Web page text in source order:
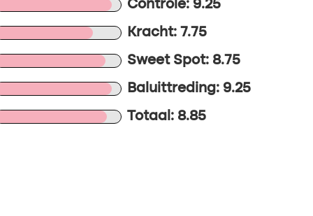
Controle: 9.25
Kracht: 7.75
Sweet Spot: 8.75
Baluittreding: 9.25
Totaal: 8.85